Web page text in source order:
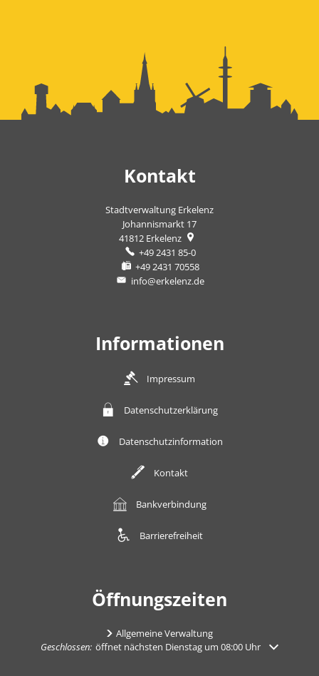
Kontakt
Stadtverwaltung Erkelenz
Johannismarkt 17
41812 Erkelenz
+49 2431 85-0
+49 2431 70558
info@erkelenz.de
Informationen
Impressum
Datenschutzerklärung
Datenschutzinformation
Kontakt
Bankverbindung
Barrierefreiheit
Öffnungszeiten
Allgemeine Verwaltung
Klicken, um weitere Öffnungs- oder Schließzeiten auszublenden
Geschlossen: öffnet nächsten Dienstag um 08:00 Uhr